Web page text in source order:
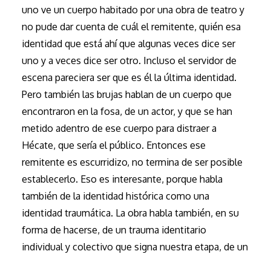
uno ve un cuerpo habitado por una obra de teatro y
no pude dar cuenta de cuál el remitente, quién esa
identidad que está ahí que algunas veces dice ser
uno y a veces dice ser otro. Incluso el servidor de
escena pareciera ser que es él la última identidad.
Pero también las brujas hablan de un cuerpo que
encontraron en la fosa, de un actor, y que se han
metido adentro de ese cuerpo para distraer a
Hécate, que sería el público. Entonces ese
remitente es escurridizo, no termina de ser posible
establecerlo. Eso es interesante, porque habla
también de la identidad histórica como una
identidad traumática. La obra habla también, en su
forma de hacerse, de un trauma identitario
individual y colectivo que signa nuestra etapa, de un